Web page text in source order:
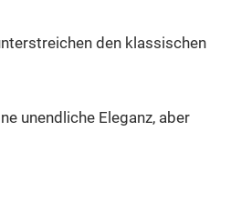
den klassischen
unendliche Eleganz, aber